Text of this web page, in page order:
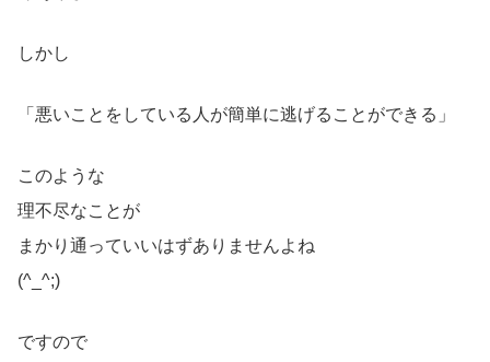
しかし
「悪いことをしている人が簡単に逃げることができる」
このような
理不尽なことが
まかり通っていいはずありませんよね
(^_^;)
ですので